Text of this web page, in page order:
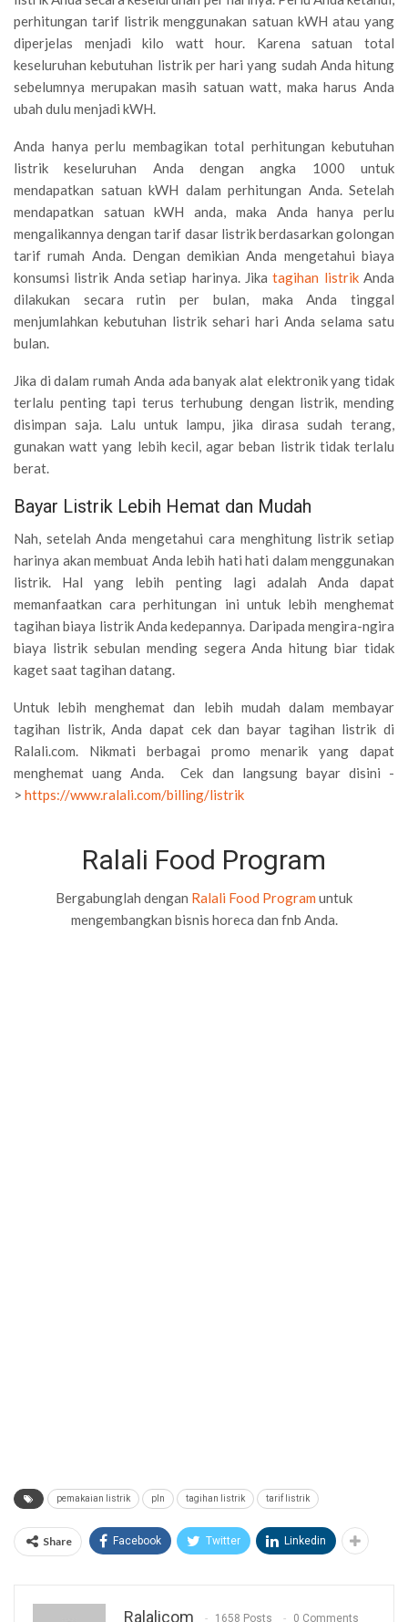
perhitungan tarif listrik menggunakan satuan kWH atau yang
diperjelas menjadi kilo watt hour. Karena satuan total
keseluruhan kebutuhan listrik per hari yang sudah Anda hitung
sebelumnya merupakan masih satuan watt, maka harus Anda
ubah dulu menjadi kWH.
Anda hanya perlu membagikan total perhitungan kebutuhan
listrik keseluruhan Anda dengan angka 1000 untuk
mendapatkan satuan kWH dalam perhitungan Anda. Setelah
mendapatkan satuan kWH anda, maka Anda hanya perlu
mengalikannya dengan tarif dasar listrik berdasarkan golongan
tarif rumah Anda. Dengan demikian Anda mengetahui biaya
konsumsi listrik Anda setiap harinya. Jikatagihan listrikAnda
dilakukan secara rutin per bulan, maka Anda tinggal
menjumlahkan kebutuhan listrik sehari hari Anda selama satu
bulan.
Jika di dalam rumah Anda ada banyak alat elektronik yang tidak
terlalu penting tapi terus terhubung dengan listrik, mending
disimpan saja. Lalu untuk lampu, jika dirasa sudah terang,
gunakan watt yang lebih kecil, agar beban listrik tidak terlalu
berat.
Bayar Listrik Lebih Hemat dan Mudah
Nah, setelah Anda mengetahui cara menghitung listrik setiap
harinya akan membuat Anda lebih hati hati dalam menggunakan
listrik. Hal yang lebih penting lagi adalah Anda dapat
memanfaatkan cara perhitungan ini untuk lebih menghemat
tagihan biaya listrik Anda kedepannya. Daripada mengira-ngira
biaya listrik sebulan mending segera Anda hitung biar tidak
kaget saat tagihan datang.
Untuk lebih menghemat dan lebih mudah dalam membayar
tagihan listrik, Anda dapat cek dan bayar tagihan listrik di
Ralali.com. Nikmati berbagai promo menarik yang dapat
menghemat uang Anda. Cek dan langsung bayar disini -
> https://www.ralali.com/billing/listrik
Ralali Food Program
Bergabunglah dengan Ralali Food Program untuk
mengembangkan bisnis horeca dan fnb Anda.
pemakaian listrik pln tagihan listrik tarif listrik
Share Facebook Twitter Linkedin
Ralalicom 1658 Posts 0 Comments